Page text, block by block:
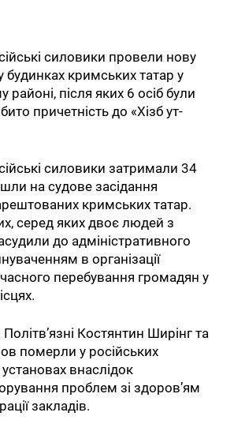
силовики провели нову
будинках кримських татар у
після яких 6 осіб були
причетність до «Хізб ут-
силовики затримали 34
на судове засідання
кримських татар.
серед яких двоє людей з
до адміністративного
в організації
перебування громадян у
Політв’язні Костянтин Ширінг та
померли у російських
установах внаслідок
проблем зі здоров’ям
закладів.